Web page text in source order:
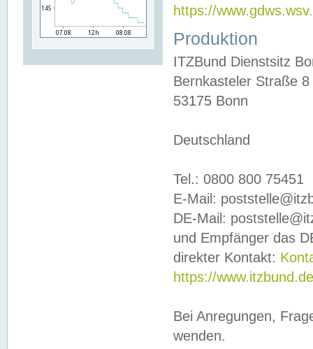
https://
Produktion
ITZBund Dienstsitz
Bernkasteler Straße 8
53175 Bonn
Deutschland
Tel.: 0800 800 75451
E-Mail:
DE-Mail:
und Empfänger das
direkter Kontakt:
https://
Bei Anregungen,
wenden.